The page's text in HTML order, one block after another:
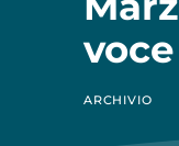
ARCHIVIO